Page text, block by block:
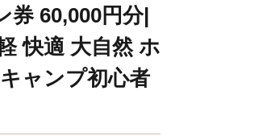
券 60,000円分|
快適 大自然 ホ
ャンプ初心者